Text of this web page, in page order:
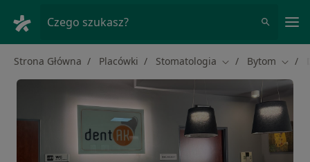
Czego szukasz?
Strona Główna Placówki Stomatologia Zmień miasto
Bytom